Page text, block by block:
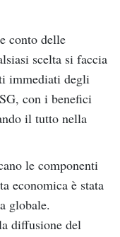
conto delle
scelta si faccia
immediati degli
con i benefici
il tutto nella
le componenti
economica è stata
globale.
diffusione del